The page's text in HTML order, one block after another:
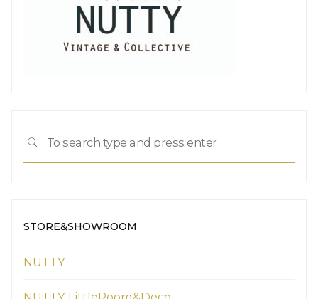
SEARCH
STORE&SHOWROOM
NUTTY